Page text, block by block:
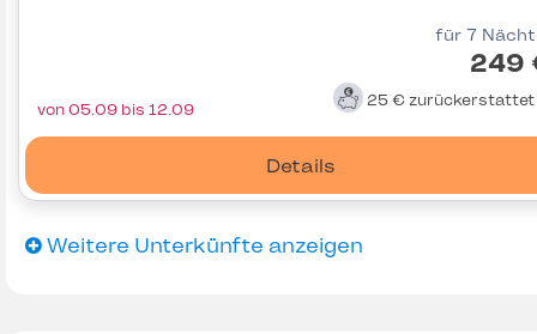
für 7
249
25 € zurückerstattet
Details
von 05.09 bis 12.09
Weitere Unterkünfte anzeigen